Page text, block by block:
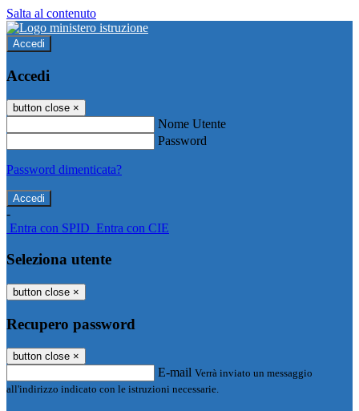
Salta al contenuto
Accedi
Accedi
button close ×
Nome Utente
Password
Password dimenticata?
-
Entra con SPID Entra con CIE
Seleziona utente
button close ×
Recupero password
button close ×
E-mail Verrà inviato un messaggio
all'indirizzo indicato con le istruzioni necessarie.